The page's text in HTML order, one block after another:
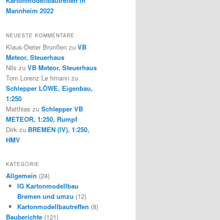
Mannheim 2022
NEUESTE KOMMENTARE
Klaus-Dieter Brunßen zu VB
Meteor, Steuerhaus
Nils zu VB Meteor, Steuerhaus
Tom Lorenz Le hmann zu
Schlepper LÖWE, Eigenbau,
1:250
Matthias zu Schlepper VB
METEOR, 1:250, Rumpf
Dirk zu BREMEN (IV), 1:250,
HMV
KATEGORIE
Allgemein (24)
IG Kartonmodellbau
Bremen und umzu (12)
Kartonmodellbautreffen (8)
Bauberichte (121)